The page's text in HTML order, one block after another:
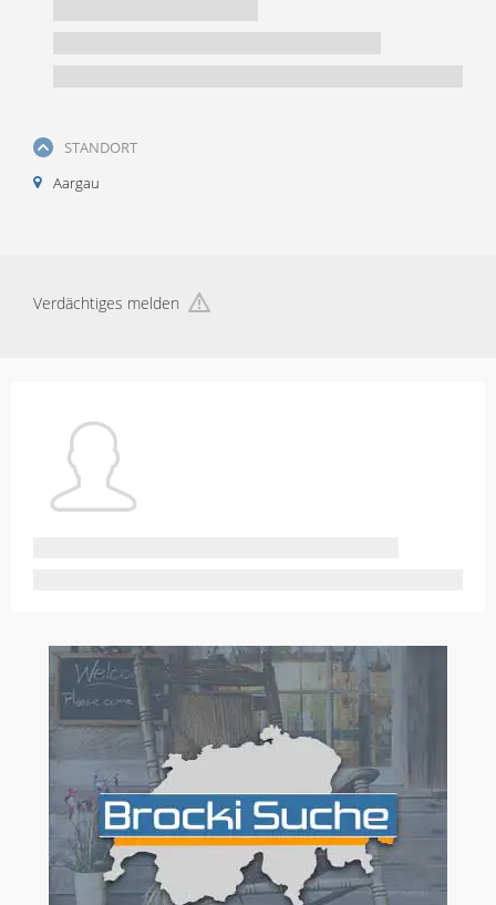
STANDORT
Aargau
Verdächtiges melden